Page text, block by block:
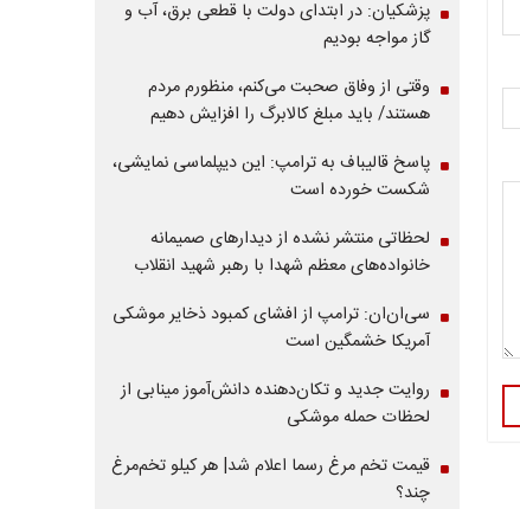
پزشکیان: در ابتدای دولت با قطعی برق، آب و
گاز مواجه بودیم
وقتی از وفاق صحبت می‌کنم، منظورم مردم
هستند/ باید مبلغ کالابرگ را افزایش دهیم
پاسخ قالیباف به ترامپ: این دیپلماسی نمایشی،
شکست خورده است
لحظاتی منتشر نشده از دیدارهای صمیمانه
خانواده‌های معظم شهدا با رهبر شهید انقلاب
سی‌ان‌ان: ترامپ از افشای کمبود ذخایر موشکی
آمریکا خشمگین است
روایت جدید و تکان‌دهنده دانش‌آموز مینابی از
لحظات حمله موشکی
قیمت تخم مرغ رسما اعلام شد| هر کیلو تخم‌مرغ
چند؟